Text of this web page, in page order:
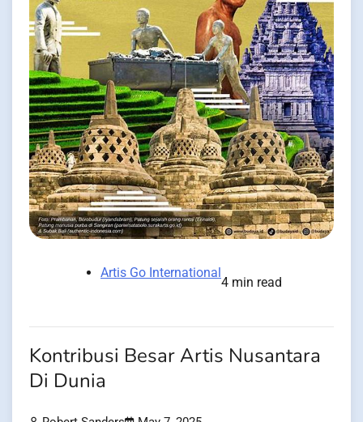
Artis Go International
4 min read
Kontribusi Besar Artis Nusantara
Di Dunia